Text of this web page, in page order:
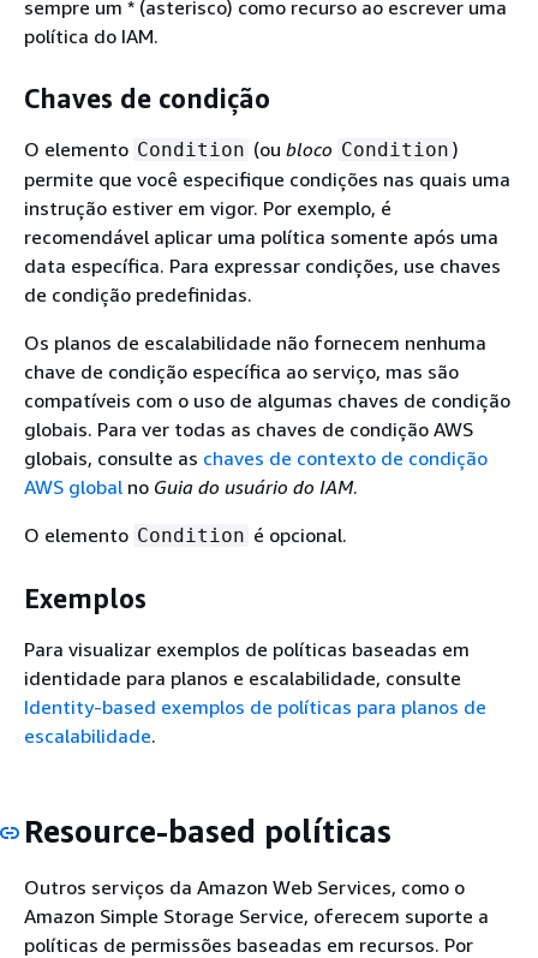
sempre um * (asterisco) como recurso ao escrever uma
política do IAM.
Chaves de condição
O elemento Condition (ou bloco Condition )
permite que você especifique condições nas quais uma
instrução estiver em vigor. Por exemplo, é
recomendável aplicar uma política somente após uma
data específica. Para expressar condições, use chaves
de condição predefinidas.
Os planos de escalabilidade não fornecem nenhuma
chave de condição específica ao serviço, mas são
compatíveis com o uso de algumas chaves de condição
globais. Para ver todas as chaves de condição AWS
globais, consulte as chaves de contexto de condição
AWS global no Guia do usuário do IAM.
O elemento Condition é opcional.
Exemplos
Para visualizar exemplos de políticas baseadas em
identidade para planos e escalabilidade, consulte
Identity-based exemplos de políticas para planos de
escalabilidade.
Resource-based políticas
Outros serviços da Amazon Web Services, como o
Amazon Simple Storage Service, oferecem suporte a
políticas de permissões baseadas em recursos. Por